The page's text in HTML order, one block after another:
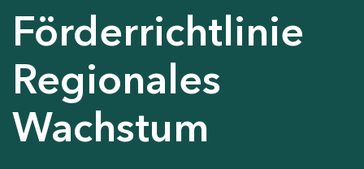
Förderrichtlinie
Regionales
Wachstum